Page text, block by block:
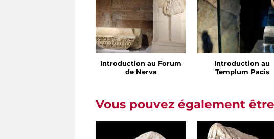
Introduction au Forum
de Nerva
Introduction au
Templum Pacis
Vous pouvez également